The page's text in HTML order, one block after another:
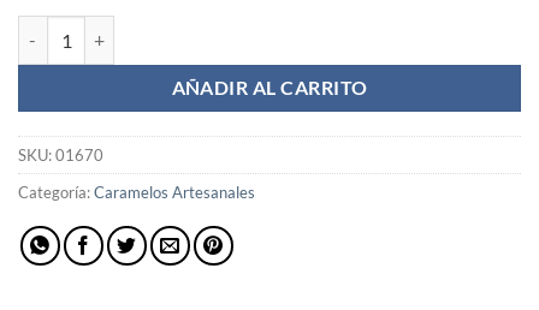
AÑADIR AL CARRITO
SKU:01670
Categoría:Caramelos Artesanales